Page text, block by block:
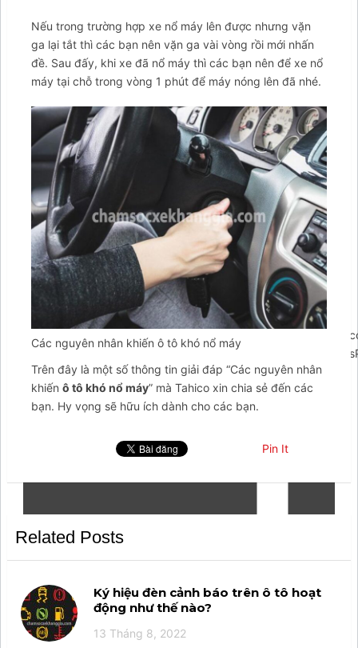
Nếu trong trường hợp xe nổ máy lên được nhưng vặn
ga lại tắt thì các bạn nên vặn ga vài vòng rồi mới nhấn
đề. Sau đấy, khi xe đã nổ máy thì các bạn nên để xe nổ
máy tại chỗ trong vòng 1 phút để máy nóng lên đã nhé.
Các nguyên nhân khiến ô tô khó nổ máy
Trên đây là một số thông tin giải đáp “Các nguyên nhân
khiến ô tô khó nổ máy” mà Tahico xin chia sẻ đến các
bạn. Hy vọng sẽ hữu ích dành cho các bạn.
Pin It
Related Posts
Ký hiệu đèn cảnh báo trên ô tô hoạt
động như thế nào?
13 Tháng 8, 2022
';arcItem.includeIconToSlider=true;arcItem.href='https://